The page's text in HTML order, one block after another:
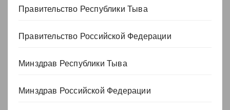
Правительство Республики Тыва
Правительство Российской Федерации
Минздрав Республики Тыва
Минздрав Российской Федерации